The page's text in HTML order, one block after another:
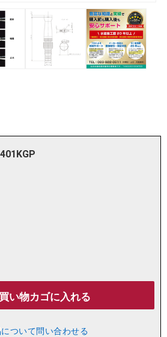
買い物カゴに入れる
ついて問い合わせる